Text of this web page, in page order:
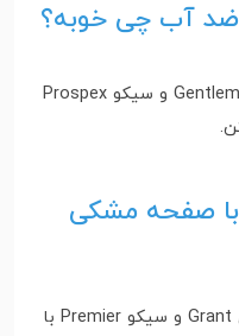
ضد آب چی خوبه؟
ساعت مردانه بند چرمی تیسوت Gentleman و سیکو Prospex
با صفحه مشکی
خرید ساعت مردانه بند چرمی فسیل Grant و سیکو Premier با